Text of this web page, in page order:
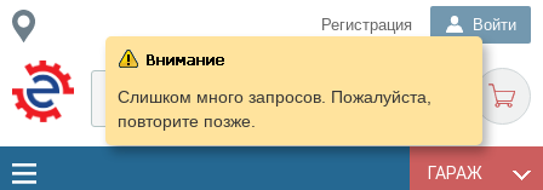
Регистрация Войти
ГАРАЖ
Слишком много запросов. Пожалуйста,
повторите позже.